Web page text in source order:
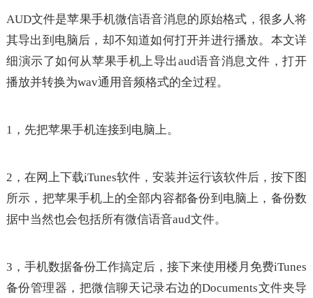
AUD文件是苹果手机微信语音消息的原始格式，很多人将
其导出到电脑后，却不知道如何打开并进行播放。本文详
细演示了如何从苹果手机上导出aud语音消息文件，打开
播放并转换为wav通用音频格式的全过程。
1，先把苹果手机连接到电脑上。
2，在网上下载iTunes软件，安装并运行该软件后，按下图
所示，把苹果手机上的全部内容都备份到电脑上，备份数
据中当然也会包括所有微信语音aud文件。
3，手机数据备份工作搞定后，接下来使用楼月免费iTunes
备份管理器，把微信聊天记录右边的Documents文件夹导